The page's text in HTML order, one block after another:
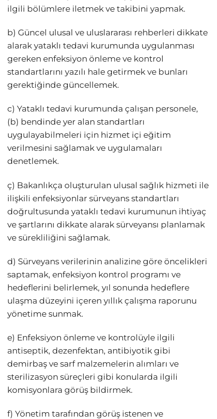
ilgili bölümlere iletmek ve takibini yapmak.
b) Güncel ulusal ve uluslararası rehberleri dikkate
alarak yataklı tedavi kurumunda uygulanması
gereken enfeksiyon önleme ve kontrol
standartlarını yazılı hale getirmek ve bunları
gerektiğinde güncellemek.
c) Yataklı tedavi kurumunda çalışan personele,
(b) bendinde yer alan standartları
uygulayabilmeleri için hizmet içi eğitim
verilmesini sağlamak ve uygulamaları
denetlemek.
ç) Bakanlıkça oluşturulan ulusal sağlık hizmeti ile
ilişkili enfeksiyonlar sürveyans standartları
doğrultusunda yataklı tedavi kurumunun ihtiyaç
ve şartlarını dikkate alarak sürveyansı planlamak
ve sürekliliğini sağlamak.
d) Sürveyans verilerinin analizine göre öncelikleri
saptamak, enfeksiyon kontrol programı ve
hedeflerini belirlemek, yıl sonunda hedeflere
ulaşma düzeyini içeren yıllık çalışma raporunu
yönetime sunmak.
e) Enfeksiyon önleme ve kontrolüyle ilgili
antiseptik, dezenfektan, antibiyotik gibi
demirbaş ve sarf malzemelerin alımları ve
sterilizasyon süreçleri gibi konularda ilgili
komisyonlara görüş bildirmek.
f) Yönetim tarafından görüş istenen ve